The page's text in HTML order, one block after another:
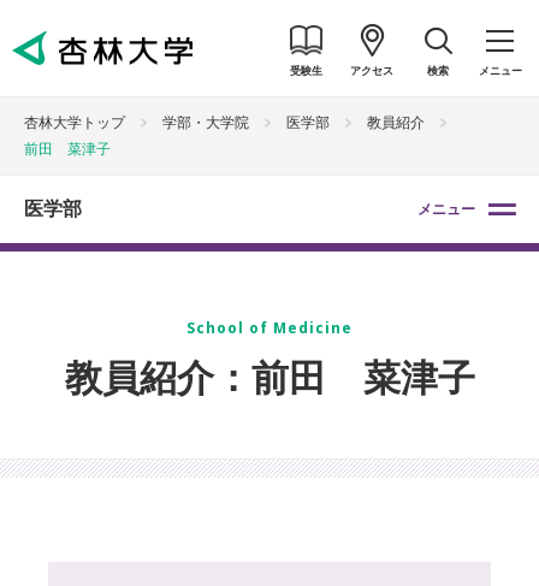
受験生 アクセス 検索 メニュー
杏林大学トップ 学部・大学院 医学部
教員紹介
前田 菜津子
医学部 メニュー
School of Medicine
教員紹介：前田 菜津子